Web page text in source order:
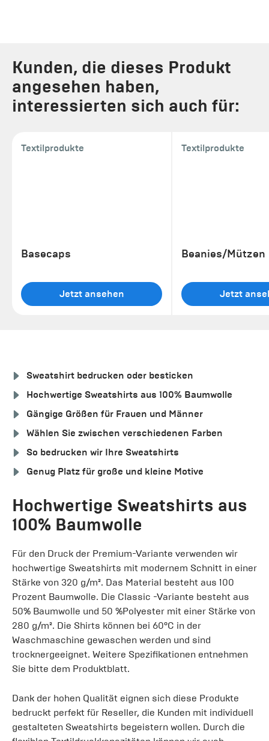
Kunden, die dieses Produkt
angesehen haben,
interessierten sich auch für:
Textilprodukte
Basecaps
Jetzt ansehen
Textilprodukte
Beanies/Mützen
Jetzt
Sweatshirt bedrucken oder besticken
Hochwertige Sweatshirts aus 100% Baumwolle
Gängige Größen für Frauen und Männer
Wählen Sie zwischen verschiedenen Farben
So bedrucken wir Ihre Sweatshirts
Genug Platz für große und kleine Motive
Hochwertige Sweatshirts aus
100% Baumwolle
Für den Druck der Premium-Variante verwenden wir
hochwertige Sweatshirts mit modernem Schnitt in einer
Stärke von 320 g/m². Das Material besteht aus 100
Prozent Baumwolle. Die Classic -Variante besteht aus
50% Baumwolle und 50 %Polyester mit einer Stärke von
280 g/m². Die Shirts können bei 60°C in der
Waschmaschine gewaschen werden und sind
trocknergeeignet. Weitere Spezifikationen entnehmen
Sie bitte dem Produktblatt.
Dank der hohen Qualität eignen sich diese Produkte
bedruckt perfekt für Reseller, die Kunden mit individuell
gestalteten Sweatshirts begeistern wollen. Durch die